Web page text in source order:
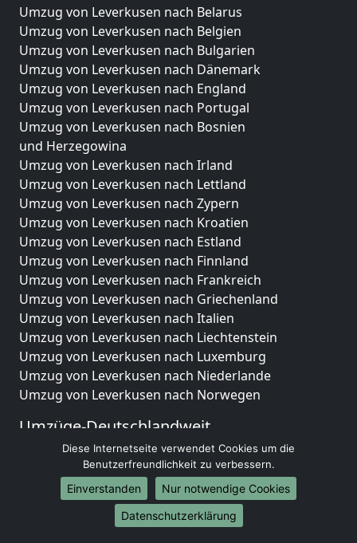
Umzug von Leverkusen nach Belarus
Umzug von Leverkusen nach Belgien
Umzug von Leverkusen nach Bulgarien
Umzug von Leverkusen nach Dänemark
Umzug von Leverkusen nach England
Umzug von Leverkusen nach Portugal
Umzug von Leverkusen nach Bosnien
und Herzegowina
Umzug von Leverkusen nach Irland
Umzug von Leverkusen nach Lettland
Umzug von Leverkusen nach Zypern
Umzug von Leverkusen nach Kroatien
Umzug von Leverkusen nach Estland
Umzug von Leverkusen nach Finnland
Umzug von Leverkusen nach Frankreich
Umzug von Leverkusen nach Griechenland
Umzug von Leverkusen nach Italien
Umzug von Leverkusen nach Liechtenstein
Umzug von Leverkusen nach Luxemburg
Umzug von Leverkusen nach Niederlande
Umzug von Leverkusen nach Norwegen
Umzüge-Deutschlandweit
Umzug von Leverkusen nach Berlin
Umzug von Leverkusen nach Hamburg
Umzug von Leverkusen nach München
Umzug von Leverkusen nach Köln
Umzug von Leverkusen nach Frankfurt am Main
Diese Internetseite verwendet Cookies um die
Benutzerfreundlichkeit zu verbessern.
Einverstanden
Nur notwendige Cookies
Datenschutzerklärung